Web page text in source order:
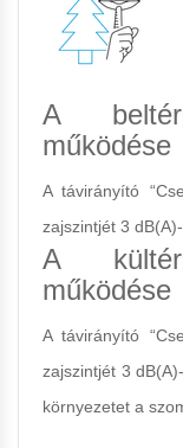
A
működése
A távirányító
zajszintjét 3
A
működése
A távirányító
zajszintjét 3
környezetet a